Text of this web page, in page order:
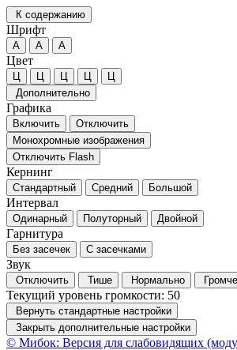
К содержанию
Шрифт
А А А
Цвет
Ц Ц Ц Ц
Ц
Дополнительно
Графика
Включить
Отключить
Монохромные изображения
Отключить Flash
Кернинг
Стандартный Средний Большой
Интервал
Одинарный Полуторный Двойной
Гарнитура
Без засечек С засечками
Звук
Отключить Тише Нормально Громче
Текущий уровень громкости: 50
Вернуть стандартные настройки
Закрыть дополнительные настройки
© Мибок: Версия для слабовидящих